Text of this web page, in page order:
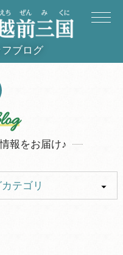
ブログ
報をお届け♪
テゴリ